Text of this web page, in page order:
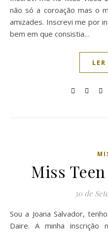
não só a coroação mas o
amizades. Inscrevi me por
bem em que consistia…
Miss
30 de
Sou a Joana Salvador, tenho 14 anos e resido em Castro
Daire. A minha